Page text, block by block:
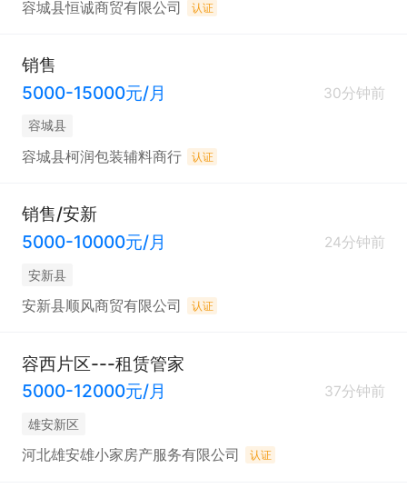
容城县恒诚商贸有限公司 认证
销售
5000-15000元/月
30分钟前
容城县
容城县柯润包装辅料商行 认证
销售/安新
5000-10000元/月
24分钟前
安新县
安新县顺风商贸有限公司 认证
容西片区---租赁管家
5000-12000元/月
37分钟前
雄安新区
河北雄安雄小家房产服务有限公司 认证